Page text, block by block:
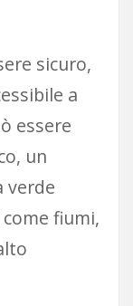
sicuro,
a
essere
un
verde
fiumi,